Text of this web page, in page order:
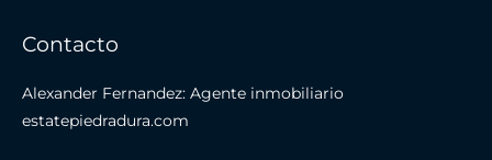
Inmobiliario
Exitoso
Contacto
Alexander Fernandez: Agente inmobiliario
estatepiedradura.com